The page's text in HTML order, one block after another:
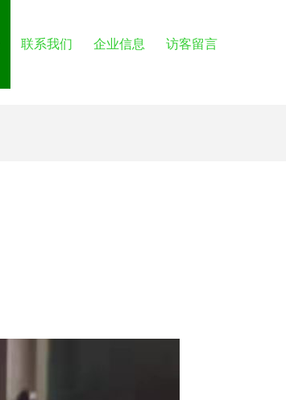
联系我们 企业信息 访客留言